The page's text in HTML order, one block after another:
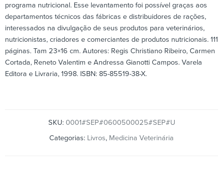
programa nutricional. Esse levantamento foi possível graças aos
departamentos técnicos das fábricas e distribuidores de rações,
interessados na divulgação de seus produtos para veterinários,
nutricionistas, criadores e comerciantes de produtos nutricionais. 111
páginas. Tam 23×16 cm. Autores: Regis Christiano Ribeiro, Carmen
Cortada, Reneto Valentim e Andressa Gianotti Campos. Varela
Editora e Livraria, 1998. ISBN: 85-85519-38-X.
SKU: 0001#SEP#0600500025#SEP#U
Categorias: Livros, Medicina Veterinária